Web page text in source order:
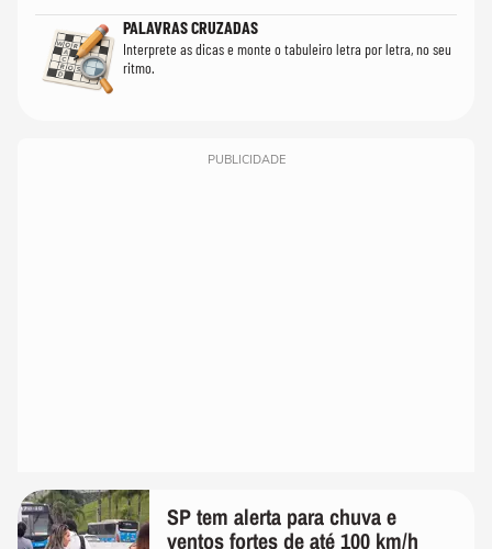
PALAVRAS CRUZADAS
Interprete as dicas e monte o tabuleiro letra por letra, no seu
ritmo.
PUBLICIDADE
SP tem alerta para chuva e
ventos fortes de até 100 km/h